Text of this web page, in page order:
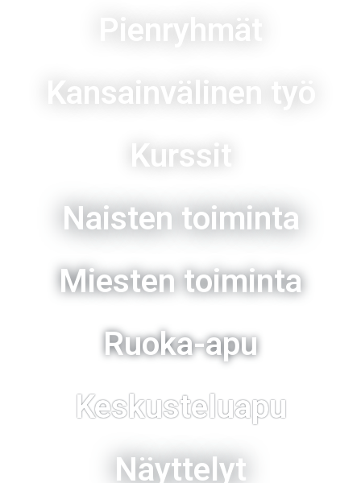
Pienryhmät
Kansainvälinen työ
Kurssit
Naisten toiminta
Miesten toiminta
Ruoka-apu
Keskusteluapu
Näyttelyt